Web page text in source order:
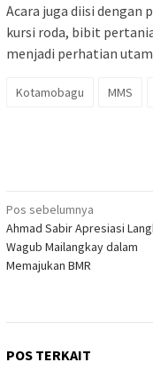
Acara juga diisi dengan
kursi roda, bibit
menjadi perhatian
Kotamobagu MMS
Navigasi
pos
Pos sebelumnya
Ahmad Sabir Apresiasi
Wagub Mailangkay dalam
Memajukan BMR
POS TERKAIT